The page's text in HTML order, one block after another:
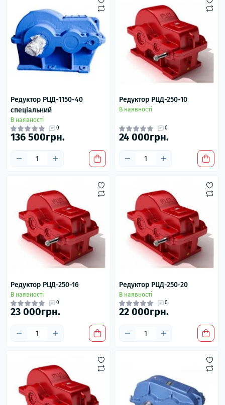
Редуктор РЦД-1150-40
спеціальний
В наявності
0
136 500грн.
Редуктор РЦД-250-10
В наявності
0
24 000грн.
Редуктор РЦД-250-16
В наявності
0
23 000грн.
Редуктор РЦД-250-20
В наявності
0
22 000грн.